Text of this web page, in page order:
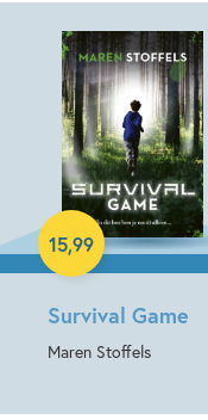
de prijs Beste boek
Survival Game
Maren Stoffels
15,99
Hardcover